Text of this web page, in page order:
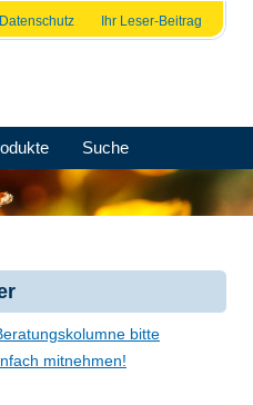
Datenschutz Ihr Leser-Beitrag
Suche
bitte
mitnehmen!